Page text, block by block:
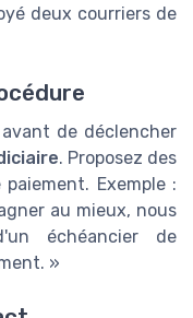
deux courriers de
de déclencher
. Proposez des
Exemple :
au mieux, nous
échéancier de
»